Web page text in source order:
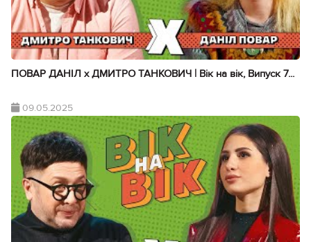
ПОВАР ДАНІЛ х ДМИТРО ТАНКОВИЧ | Вік на вік, Випуск 7...
09.05.2025